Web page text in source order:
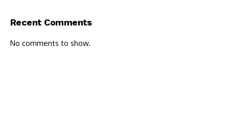
Recent Comments
No comments to show.